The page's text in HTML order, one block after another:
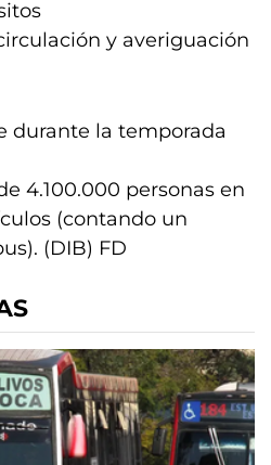
y averiguación
durante la temporada
4.100.000 personas en
(contando un
(DIB) FD